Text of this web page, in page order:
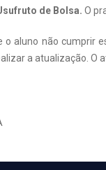
de Bolsa. O
aluno não cumprir
a atualização. O